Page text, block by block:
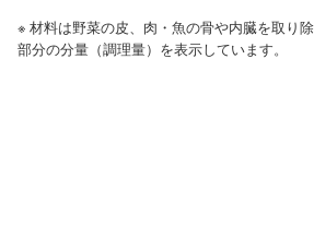
※ 材料は野菜の皮、肉・魚の骨や内臓を取り
部分の分量（調理量）を表示しています。